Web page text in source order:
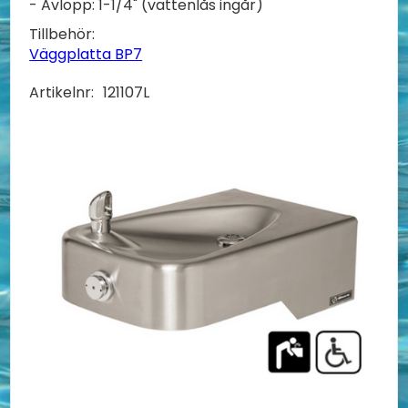
- Avlopp: 1-1/4" (vattenlås ingår)
Tillbehör:
Väggplatta BP7
Artikelnr: 121107L